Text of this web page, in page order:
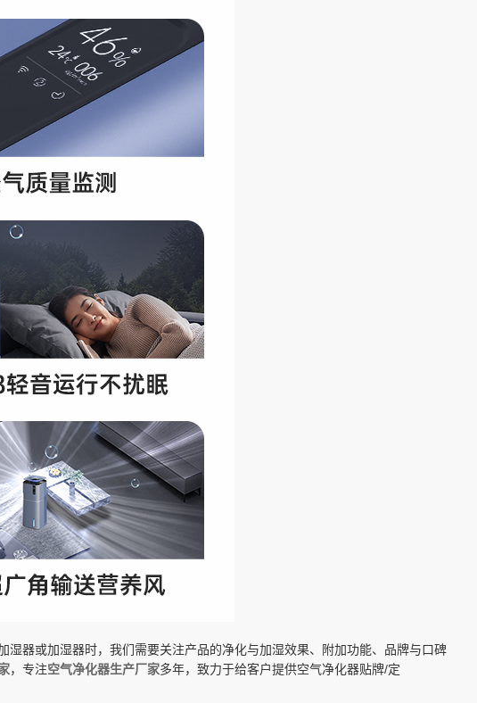
器或加湿器时，我们需要关注产品的净化与加湿效果、附加功能、品牌与口碑
，专注空气净化器生产厂家多年，致力于给客户提供空气净化器贴牌/定